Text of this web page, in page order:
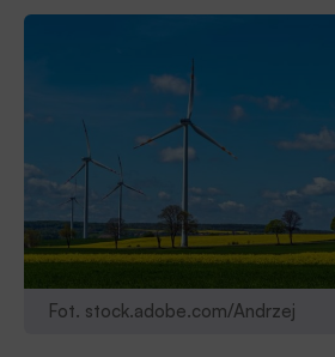
Fot. stock.adobe.com/Andrzej